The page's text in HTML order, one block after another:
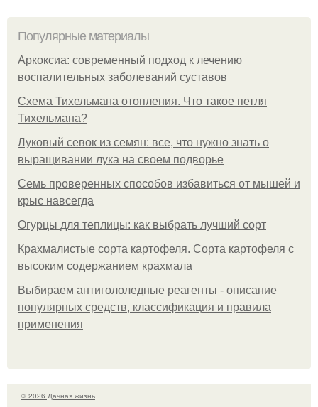
Популярные материалы
Аркоксиа: современный подход к лечению
воспалительных заболеваний суставов
Схема Тихельмана отопления. Что такое петля
Тихельмана?
Луковый севок из семян: все, что нужно знать о
выращивании лука на своем подворье
Семь проверенных способов избавиться от мышей и
крыс навсегда
Огурцы для теплицы: как выбрать лучший сорт
Крахмалистые сорта картофеля. Сорта картофеля с
высоким содержанием крахмала
Выбираем антигололедные реагенты - описание
популярных средств, классификация и правила
применения
© 2026 Дачная жизнь